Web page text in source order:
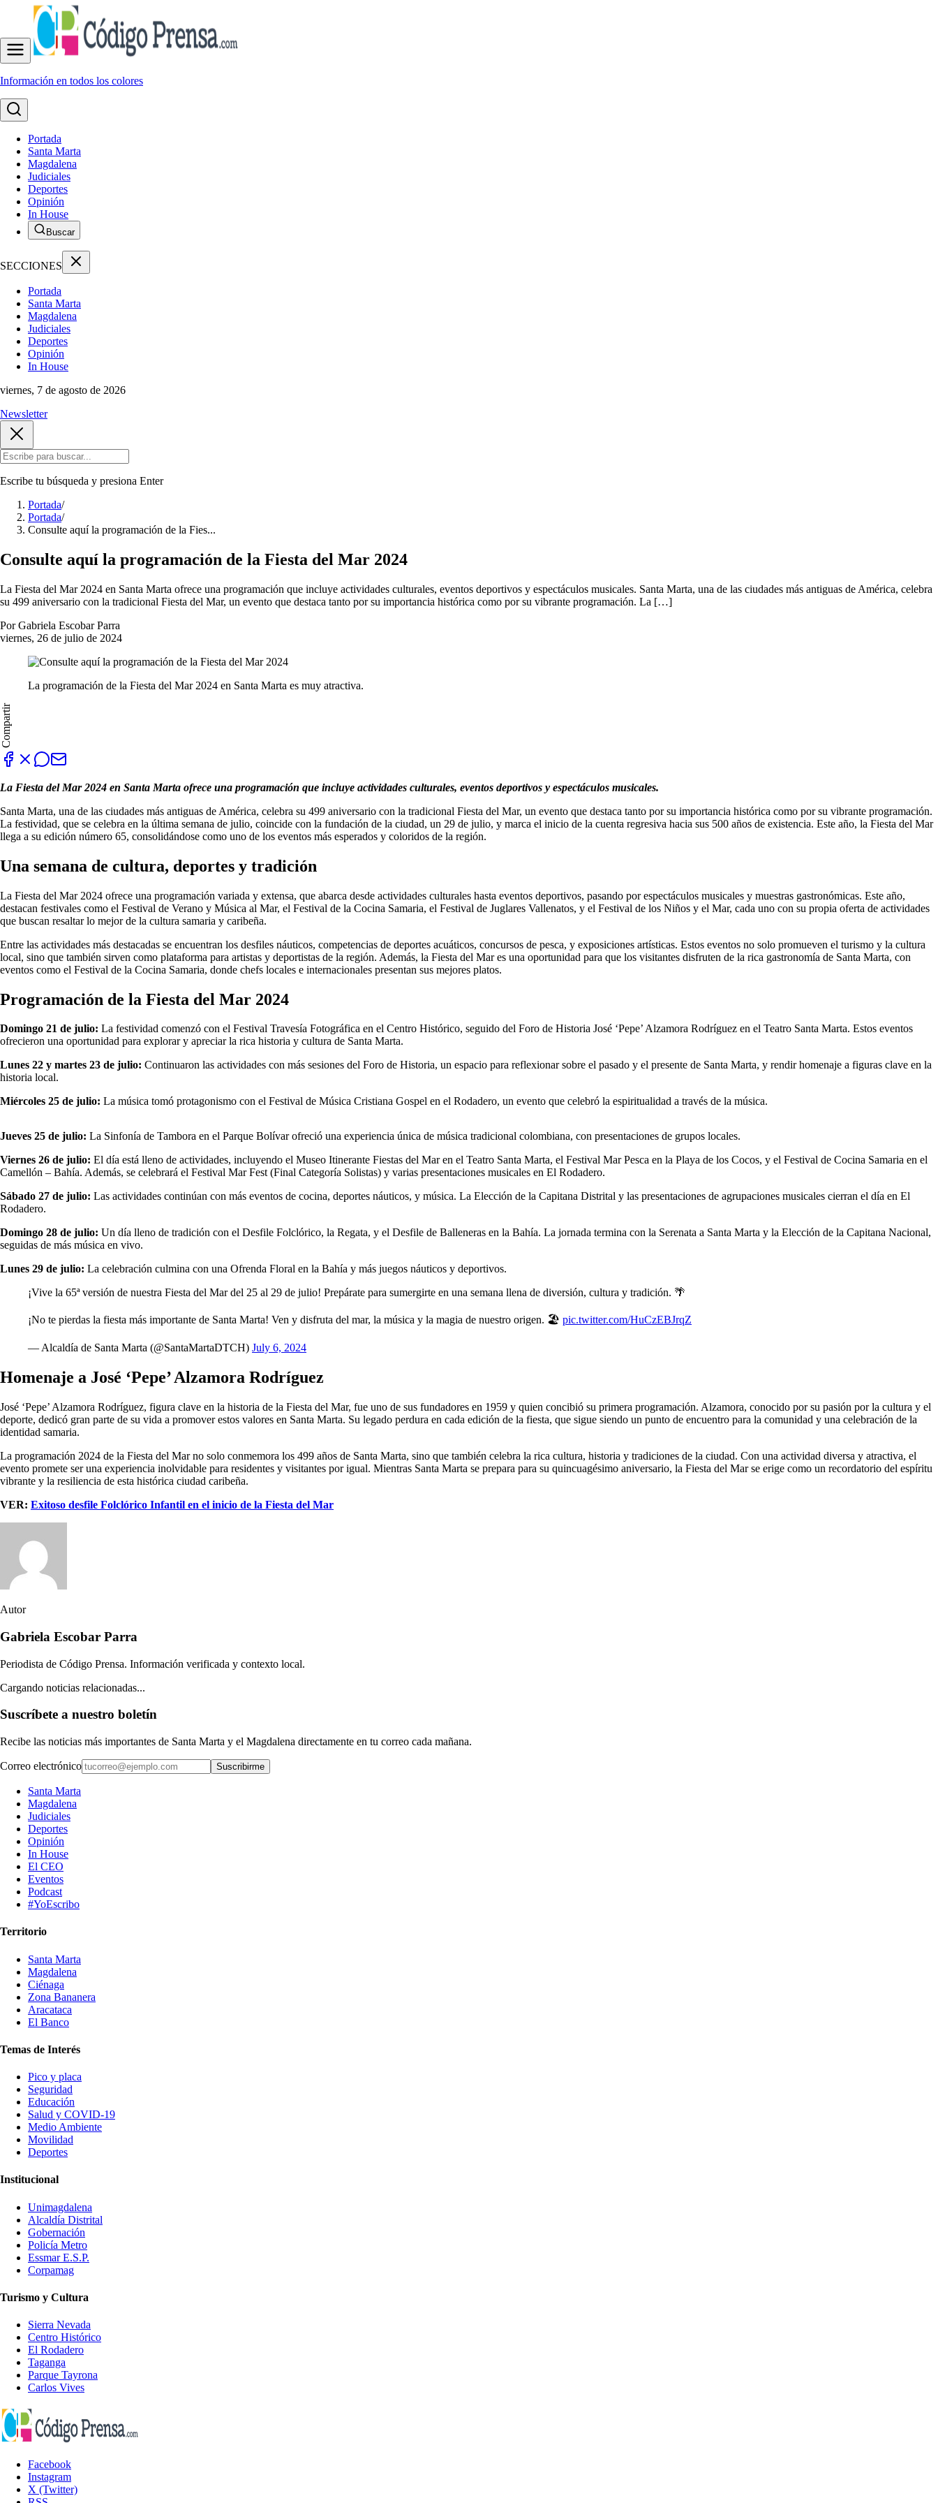
Información en todos los colores
Portada
Santa Marta
Magdalena
Judiciales
Deportes
Opinión
In House
Buscar
SECCIONES
Portada
Santa Marta
Magdalena
Judiciales
Deportes
Opinión
In House
viernes, 7 de agosto de 2026
Newsletter
Escribe tu búsqueda y presiona Enter
Portada/
Portada/
Consulte aquí la programación de la Fies...
Consulte aquí la programación de la Fiesta del Mar 2024
La Fiesta del Mar 2024 en Santa Marta ofrece una programación que incluye actividades culturales, eventos deportivos y espectáculos musicales. Santa Marta, una de las ciudades más antiguas de América, celebra
su 499 aniversario con la tradicional Fiesta del Mar, un evento que destaca tanto por su importancia histórica como por su vibrante programación. La […]
Por Gabriela Escobar Parra
viernes, 26 de julio de 2024
La programación de la Fiesta del Mar 2024 en Santa Marta es muy atractiva.
Compartir
La Fiesta del Mar 2024 en Santa Marta ofrece una programación que incluye actividades culturales, eventos deportivos y espectáculos musicales.
Santa Marta, una de las ciudades más antiguas de América, celebra su 499 aniversario con la tradicional Fiesta del Mar, un evento que destaca tanto por su importancia histórica como por su vibrante programación.
La festividad, que se celebra en la última semana de julio, coincide con la fundación de la ciudad, un 29 de julio, y marca el inicio de la cuenta regresiva hacia sus 500 años de existencia. Este año, la Fiesta del Mar
llega a su edición número 65, consolidándose como uno de los eventos más esperados y coloridos de la región.
Una semana de cultura, deportes y tradición
La Fiesta del Mar 2024 ofrece una programación variada y extensa, que abarca desde actividades culturales hasta eventos deportivos, pasando por espectáculos musicales y muestras gastronómicas. Este año,
destacan festivales como el Festival de Verano y Música al Mar, el Festival de la Cocina Samaria, el Festival de Juglares Vallenatos, y el Festival de los Niños y el Mar, cada uno con su propia oferta de actividades
que buscan resaltar lo mejor de la cultura samaria y caribeña.
Entre las actividades más destacadas se encuentran los desfiles náuticos, competencias de deportes acuáticos, concursos de pesca, y exposiciones artísticas. Estos eventos no solo promueven el turismo y la cultura
local, sino que también sirven como plataforma para artistas y deportistas de la región. Además, la Fiesta del Mar es una oportunidad para que los visitantes disfruten de la rica gastronomía de Santa Marta, con
eventos como el Festival de la Cocina Samaria, donde chefs locales e internacionales presentan sus mejores platos.
Programación de la Fiesta del Mar 2024
Domingo 21 de julio: La festividad comenzó con el Festival Travesía Fotográfica en el Centro Histórico, seguido del Foro de Historia José ‘Pepe’ Alzamora Rodríguez en el Teatro Santa Marta. Estos eventos
ofrecieron una oportunidad para explorar y apreciar la rica historia y cultura de Santa Marta.
Lunes 22 y martes 23 de julio: Continuaron las actividades con más sesiones del Foro de Historia, un espacio para reflexionar sobre el pasado y el presente de Santa Marta, y rendir homenaje a figuras clave en la
historia local.
Miércoles 25 de julio: La música tomó protagonismo con el Festival de Música Cristiana Gospel en el Rodadero, un evento que celebró la espiritualidad a través de la música.
Jueves 25 de julio: La Sinfonía de Tambora en el Parque Bolívar ofreció una experiencia única de música tradicional colombiana, con presentaciones de grupos locales.
Viernes 26 de julio: El día está lleno de actividades, incluyendo el Museo Itinerante Fiestas del Mar en el Teatro Santa Marta, el Festival Mar Pesca en la Playa de los Cocos, y el Festival de Cocina Samaria en el
Camellón – Bahía. Además, se celebrará el Festival Mar Fest (Final Categoría Solistas) y varias presentaciones musicales en El Rodadero.
Sábado 27 de julio: Las actividades continúan con más eventos de cocina, deportes náuticos, y música. La Elección de la Capitana Distrital y las presentaciones de agrupaciones musicales cierran el día en El
Rodadero.
Domingo 28 de julio: Un día lleno de tradición con el Desfile Folclórico, la Regata, y el Desfile de Balleneras en la Bahía. La jornada termina con la Serenata a Santa Marta y la Elección de la Capitana Nacional,
seguidas de más música en vivo.
Lunes 29 de julio: La celebración culmina con una Ofrenda Floral en la Bahía y más juegos náuticos y deportivos.
¡Vive la 65ª versión de nuestra Fiesta del Mar del 25 al 29 de julio! Prepárate para sumergirte en una semana llena de diversión, cultura y tradición. 🌴
¡No te pierdas la fiesta más importante de Santa Marta! Ven y disfruta del mar, la música y la magia de nuestro origen. 🏖️ pic.twitter.com/HuCzEBJrqZ
— Alcaldía de Santa Marta (@SantaMartaDTCH) July 6, 2024
Homenaje a José ‘Pepe’ Alzamora Rodríguez
José ‘Pepe’ Alzamora Rodríguez, figura clave en la historia de la Fiesta del Mar, fue uno de sus fundadores en 1959 y quien concibió su primera programación. Alzamora, conocido por su pasión por la cultura y el
deporte, dedicó gran parte de su vida a promover estos valores en Santa Marta. Su legado perdura en cada edición de la fiesta, que sigue siendo un punto de encuentro para la comunidad y una celebración de la
identidad samaria.
La programación 2024 de la Fiesta del Mar no solo conmemora los 499 años de Santa Marta, sino que también celebra la rica cultura, historia y tradiciones de la ciudad. Con una actividad diversa y atractiva, el
evento promete ser una experiencia inolvidable para residentes y visitantes por igual. Mientras Santa Marta se prepara para su quincuagésimo aniversario, la Fiesta del Mar se erige como un recordatorio del espíritu
vibrante y la resiliencia de esta histórica ciudad caribeña.
VER: Exitoso desfile Folclórico Infantil en el inicio de la Fiesta del Mar
Autor
Gabriela Escobar Parra
Periodista de Código Prensa. Información verificada y contexto local.
Cargando noticias relacionadas...
Suscríbete a nuestro boletín
Recibe las noticias más importantes de Santa Marta y el Magdalena directamente en tu correo cada mañana.
Correo electrónico Suscribirme
Santa Marta
Magdalena
Judiciales
Deportes
Opinión
In House
El CEO
Eventos
Podcast
#YoEscribo
Territorio
Santa Marta
Magdalena
Ciénaga
Zona Bananera
Aracataca
El Banco
Temas de Interés
Pico y placa
Seguridad
Educación
Salud y COVID-19
Medio Ambiente
Movilidad
Deportes
Institucional
Unimagdalena
Alcaldía Distrital
Gobernación
Policía Metro
Essmar E.S.P.
Corpamag
Turismo y Cultura
Sierra Nevada
Centro Histórico
El Rodadero
Taganga
Parque Tayrona
Carlos Vives
Facebook
Instagram
X (Twitter)